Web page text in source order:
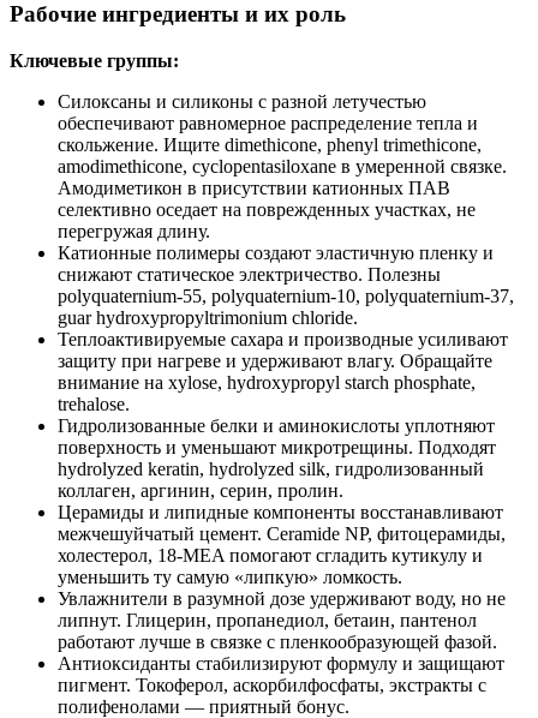
Рабочие ингредиенты и их роль
Ключевые группы:
Силоксаны и силиконы с разной летучестью
обеспечивают равномерное распределение тепла и
скольжение. Ищите dimethicone, phenyl trimethicone,
amodimethicone, cyclopentasiloxane в умеренной связке.
Амодиметикон в присутствии катионных ПАВ
селективно оседает на поврежденных участках, не
перегружая длину.
Катионные полимеры создают эластичную пленку и
снижают статическое электричество. Полезны
polyquaternium‑55, polyquaternium‑10, polyquaternium‑37,
guar hydroxypropyltrimonium chloride.
Теплоактивируемые сахара и производные усиливают
защиту при нагреве и удерживают влагу. Обращайте
внимание на xylose, hydroxypropyl starch phosphate,
trehalose.
Гидролизованные белки и аминокислоты уплотняют
поверхность и уменьшают микротрещины. Подходят
hydrolyzed keratin, hydrolyzed silk, гидролизованный
коллаген, аргинин, серин, пролин.
Церамиды и липидные компоненты восстанавливают
межчешуйчатый цемент. Ceramide NP, фитоцерамиды,
холестерол, 18‑MEA помогают сгладить кутикулу и
уменьшить ту самую «липкую» ломкость.
Увлажнители в разумной дозе удерживают воду, но не
липнут. Глицерин, пропанедиол, бетаин, пантенол
работают лучше в связке с пленкообразующей фазой.
Антиоксиданты стабилизируют формулу и защищают
пигмент. Токоферол, аскорбилфосфаты, экстракты с
полифенолами — приятный бонус.